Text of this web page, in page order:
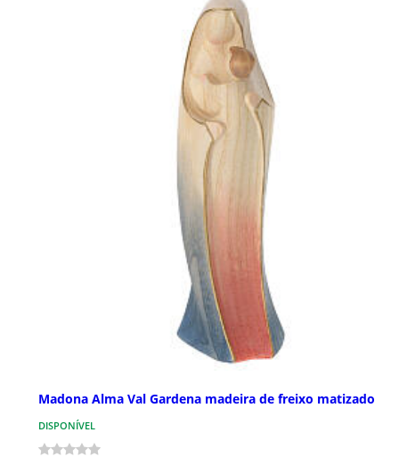
Madona Alma Val Gardena madeira de freixo matizado
DISPONÍVEL